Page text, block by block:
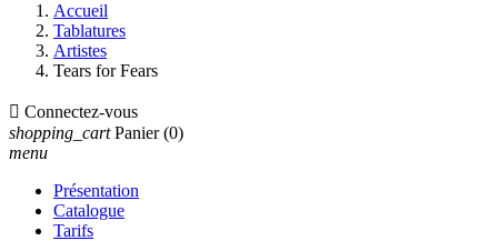
Accueil
Tablatures
Artistes
Tears for Fears
 Connectez-vous
shopping_cart Panier (0)
menu
Présentation
Catalogue
Tarifs